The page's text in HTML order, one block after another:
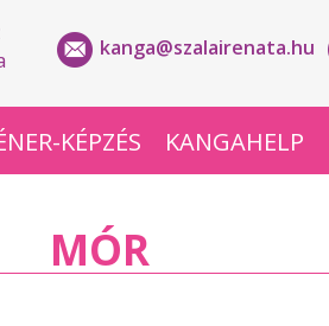
kanga@szalairenata.hu
KÉPZÉS KANGAHELP
MÓR